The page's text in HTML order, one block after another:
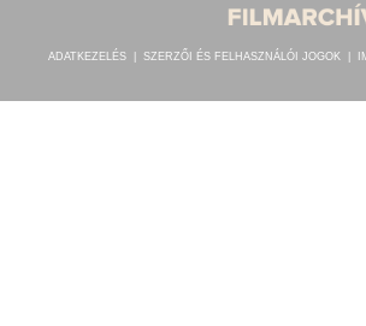
ADATKEZELÉS SZERZŐI ÉS FELHASZNÁLÓI JOGOK